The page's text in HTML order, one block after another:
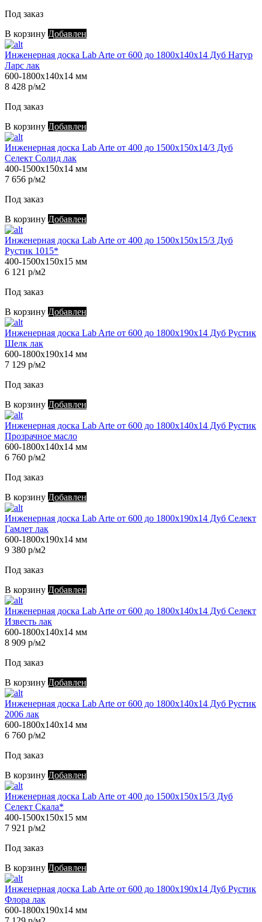
Под заказ
В корзину Добавлен
Инженерная доска Lab Arte от 600 до 1800х140х14 Дуб Натур
Ларс лак
600-1800х140х14 мм
8 428 р/м2
Под заказ
В корзину Добавлен
Инженерная доска Lab Arte от 400 до 1500х150х14/3 Дуб
Селект Солид лак
400-1500х150х14 мм
7 656 р/м2
Под заказ
В корзину Добавлен
Инженерная доска Lab Arte от 400 до 1500х150х15/3 Дуб
Рустик 1015*
400-1500х150х15 мм
6 121 р/м2
Под заказ
В корзину Добавлен
Инженерная доска Lab Arte от 600 до 1800х190х14 Дуб Рустик
Шелк лак
600-1800х190х14 мм
7 129 р/м2
Под заказ
В корзину Добавлен
Инженерная доска Lab Arte от 600 до 1800х140х14 Дуб Рустик
Прозрачное масло
600-1800х140х14 мм
6 760 р/м2
Под заказ
В корзину Добавлен
Инженерная доска Lab Arte от 600 до 1800х190х14 Дуб Селект
Гамлет лак
600-1800х190х14 мм
9 380 р/м2
Под заказ
В корзину Добавлен
Инженерная доска Lab Arte от 600 до 1800х140х14 Дуб Селект
Известь лак
600-1800х140х14 мм
8 909 р/м2
Под заказ
В корзину Добавлен
Инженерная доска Lab Arte от 600 до 1800х140х14 Дуб Рустик
2006 лак
600-1800х140х14 мм
6 760 р/м2
Под заказ
В корзину Добавлен
Инженерная доска Lab Arte от 400 до 1500х150х15/3 Дуб
Селект Скала*
400-1500х150х15 мм
7 921 р/м2
Под заказ
В корзину Добавлен
Инженерная доска Lab Arte от 600 до 1800х190х14 Дуб Рустик
Флора лак
600-1800х190х14 мм